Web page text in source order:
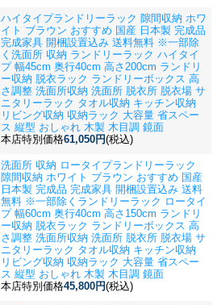
ハイタイプランドリーラック 隙間収納 ホワ
イト ブラウン おすすめ 国産 日本製 完成品
完成家具 開梱設置込み 送料無料 ※一部除
く 洗面所 収納 ランドリーラック ハイタイ
プ 幅45cm 奥行40cm 高さ200cm ランドリ
ー収納 脱衣ラック ランドリーボックス 高
さ調整 洗面所収納 洗面所 脱衣所 脱衣場 サ
ニタリーラック タオル収納 キッチン収納
リビング収納 収納ラック 大容量 省スペー
ス 縦型 おしゃれ 木製 木目調 鏡面
本店特別価格61,050円(税込)
洗面所 収納 ロータイプランドリーラック
隙間収納 ホワイト ブラウン おすすめ 国産
日本製 完成品 完成家具 開梱設置込み 送料
無料 ※一部除く ランドリーラック ロータイ
プ 幅60cm 奥行40cm 高さ150cm ランドリ
ー収納 脱衣ラック ランドリーボックス 高
さ調整 洗面所収納 洗面所 脱衣所 脱衣場 サ
ニタリーラック タオル収納 キッチン収納
リビング収納 収納ラック 大容量 省スペー
ス 縦型 おしゃれ 木製 木目調 鏡面
本店特別価格45,800円(税込)